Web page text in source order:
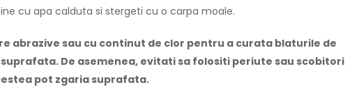
cu apa calduta si stergeti cu o carpa moale.
abrazive sau cu continut de clor pentru a curata blaturile de
De asemenea, evitati sa folositi periute sau scobitori
pot zgaria suprafata.